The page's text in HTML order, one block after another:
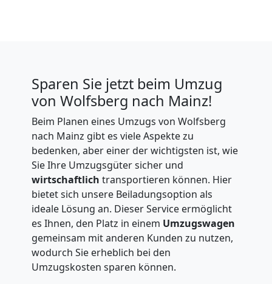
Sparen Sie jetzt beim Umzug
von Wolfsberg nach Mainz!
Beim Planen eines Umzugs von Wolfsberg
nach Mainz gibt es viele Aspekte zu
bedenken, aber einer der wichtigsten ist, wie
Sie Ihre Umzugsgüter sicher und
wirtschaftlich transportieren können. Hier
bietet sich unsere Beiladungsoption als
ideale Lösung an. Dieser Service ermöglicht
es Ihnen, den Platz in einem Umzugswagen
gemeinsam mit anderen Kunden zu nutzen,
wodurch Sie erheblich bei den
Umzugskosten sparen können.